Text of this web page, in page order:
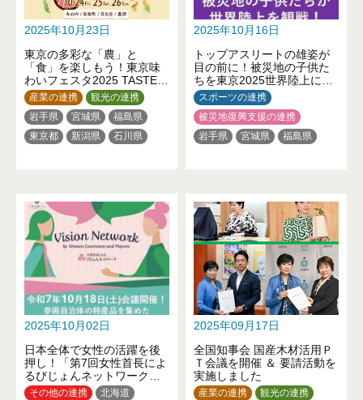
2025年10月23日
東京の多彩な「農」と
「食」を楽しもう！東京味
わいフェスタ2025 TASTE
of TOKYO
産業の連携
観光の連携
岩手県
宮城県
福島県
東京都
新潟県
石川県
2025年10月16日
トップアスリートの雄姿が
目の前に！被災地の子供た
ちを東京2025世界陸上に招
待しました！
スポーツの連携
被災地復興支援の連携
岩手県
宮城県
福島県
2025年10月02日
日本全体で女性の活躍を後
押し！「第7回女性首長によ
るびじょんネットワーク」
を開催します！
その他の連携
北海道
2025年09月17日
全国知事会 国産木材活用Ｐ
Ｔ会議を開催 ＆ 要請活動を
実施しました
産業の連携
観光の連携